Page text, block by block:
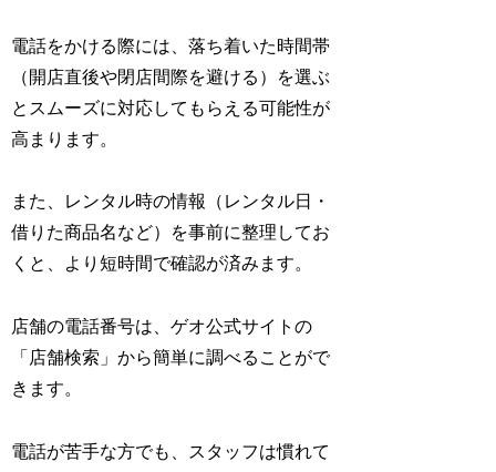
電話をかける際には、落ち着いた時間帯
（開店直後や閉店間際を避ける）を選ぶ
とスムーズに対応してもらえる可能性が
高まります。
また、レンタル時の情報（レンタル日・
借りた商品名など）を事前に整理してお
くと、より短時間で確認が済みます。
店舗の電話番号は、ゲオ公式サイトの
「店舗検索」から簡単に調べることがで
きます。
電話が苦手な方でも、スタッフは慣れて